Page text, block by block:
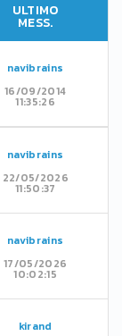
ULTIMO
MESS.
navibrains
16/09/2014
11:35:26
navibrains
22/05/2026
11:50:37
navibrains
17/05/2026
10:02:15
kirand